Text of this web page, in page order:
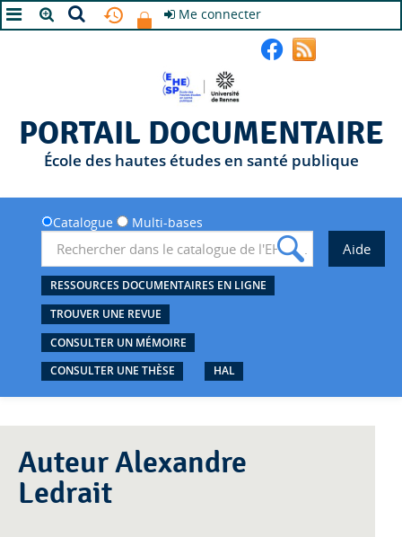
Me connecter
PORTAIL DOCUMENTAIRE
École des hautes études en santé publique
Catalogue Multi-bases
RESSOURCES DOCUMENTAIRES EN LIGNE
TROUVER UNE REVUE
CONSULTER UN MÉMOIRE
CONSULTER UNE THÈSE
HAL
Auteur Alexandre
Ledrait